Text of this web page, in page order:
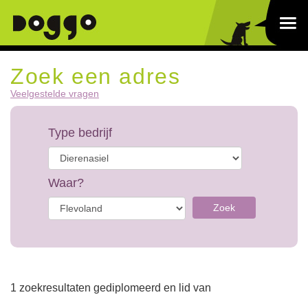
Zoek een adres
Veelgestelde vragen
Type bedrijf
Waar?
Zoek
1 zoekresultaten gediplomeerd en lid van